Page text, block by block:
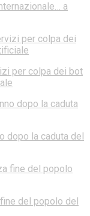
a
per colpa dei bot
dopo la caduta del
del popolo del